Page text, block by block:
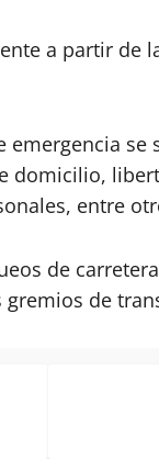
a partir de
se
domicilio,
entre
de
de